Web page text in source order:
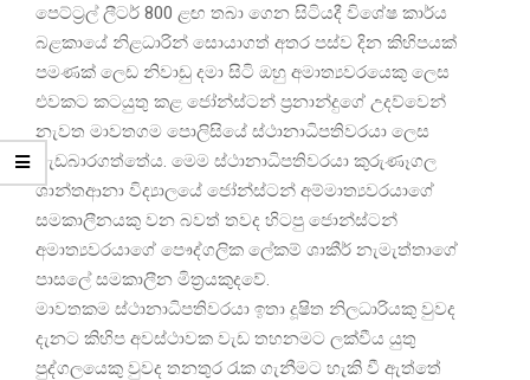
පෙට්ට්‍රල් ලීටර් 800 ළඟ තබා ගෙන සිටියදී විශේෂ කාර්ය
බළකායේ නිළධාරින් සොයාගත් අතර පස්ව දින කිහිපයක්
පමණක් ලෙඩ නිවාඩු දමා සිටි ඔහු අමාත්‍යවරයෙකු ලෙස
එවකට කටයුතු කළ ජෝන්ස්ටන් ප්‍රනාන්දුගේ උදව්වෙන්
නැවත මාවතගම පොලිසියේ ස්ථානාධිපතිවරයා ලෙස
වැඩබාරගත්තේය. මෙම ස්ථානාධිපතිවරයා කුරුණෑගල
ශාන්තආනා විද්‍යාලයේ ජෝන්ස්ටන් අම්මාත්‍යවරයාගේ
සමකාලීනයකු වන බවත් තවද හිටපු ජොන්ස්ටන්
අමාත්‍යවරයාගේ පෞද්ගලික ලේකම් ශාකීර් නැමැත්තාගේ
පාසලේ සමකාලීන මිත්‍රයකුදවේ.
මාවතකම ස්ථානාධිපතිවරයා ඉතා දූෂිත නිලධාරියකු වුවද
දැනට කිහිප අවස්ථාවක වැඩ තහනමට ලක්වීය යුතු
පුද්ගලයෙකු වුවද තනතුර රැක ගැනීමට හැකි වී ඇත්තේ